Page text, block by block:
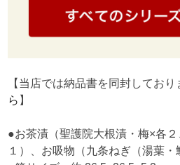
【当店では納品書を同封してお
ら 】
●お茶漬（聖護院大根漬・梅×各
１）、お吸物（九条ねぎ（湯葉・